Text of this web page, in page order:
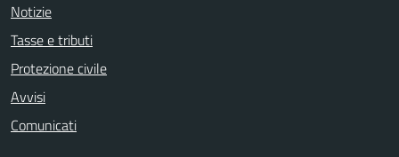
Notizie
Tasse e tributi
Protezione civile
Avvisi
Comunicati